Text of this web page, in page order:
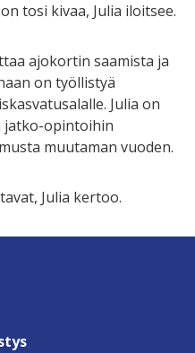
tosi kivaa, Julia iloitsee.
ajokortin saamista ja
on työllistyä
Julia on
jatko-opintoihin
muutaman vuoden.
Julia kertoo.